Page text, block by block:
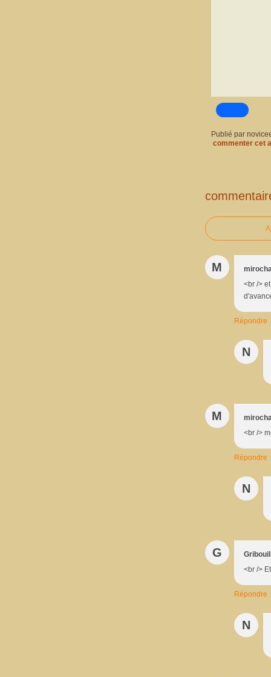
Publié par
commenter cet
M
<br />
Répondre
N
M
<br />
Répondre
N
G
<br />
Répondre
N